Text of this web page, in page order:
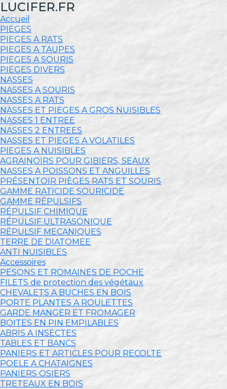
LUCIFER.FR
Accueil
PIEGES
PIEGES A RATS
PIEGES A TAUPES
PIEGES A SOURIS
PIEGES DIVERS
NASSES
NASSES A SOURIS
NASSES A RATS
NASSES ET PIEGES A GROS NUISIBLES
NASSES 1 ENTREE
NASSES 2 ENTREES
NASSES ET PIEGES A VOLATILES
PIEGES A NUISIBLES
AGRAINOIRS POUR GIBIERS, SEAUX
NASSES A POISSONS ET ANGUILLES
PRÉSENTOIR PIÈGES RATS ET SOURIS
GAMME RATICIDE SOURICIDE
GAMME RÉPULSIFS
RÉPULSIF CHIMIQUE
RÉPULSIF ULTRASONIQUE
RÉPULSIF MECANIQUES
TERRE DE DIATOMEE
ANTI NUISIBLES
Accessoires
PESONS ET ROMAINES DE POCHE
FILETS de protection des végétaux
CHEVALETS A BUCHES EN BOIS
PORTE PLANTES A ROULETTES
GARDE MANGER ET FROMAGER
BOITES EN PIN EMPILABLES
ABRIS A INSECTES
TABLES ET BANCS
PANIERS ET ARTICLES POUR RECOLTE
POELE A CHATAIGNES
PANIERS OSIERS
TRETEAUX EN BOIS